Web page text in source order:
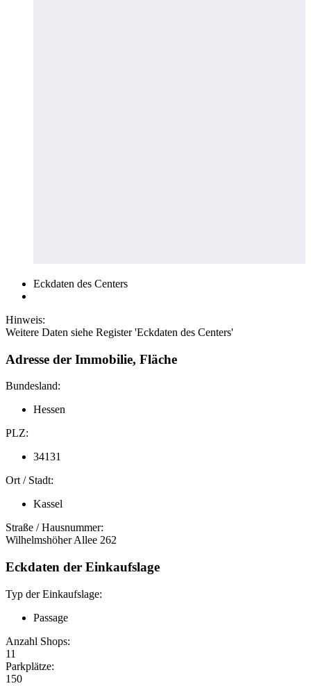
Eckdaten des Centers
Hinweis:
Weitere Daten siehe Register 'Eckdaten des Centers'
Adresse der Immobilie, Fläche
Bundesland:
Hessen
PLZ:
34131
Ort / Stadt:
Kassel
Straße / Hausnummer:
Wilhelmshöher Allee 262
Eckdaten der Einkaufslage
Typ der Einkaufslage:
Passage
Anzahl Shops:
11
Parkplätze:
150